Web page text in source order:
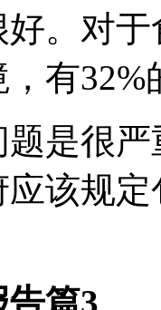
。对
有32%
是很
该规
篇3